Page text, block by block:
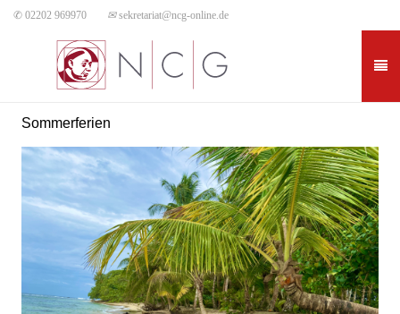
✆ 02202 969970 ✉sekretariat@ncg-online.de
Sommerferien